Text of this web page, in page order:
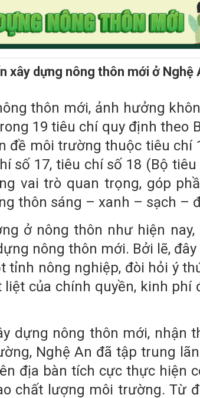
xây dựng nông thôn mới ở Nghệ
thôn mới, ảnh hưởng
19 tiêu chí quy định theo
đề môi trường thuộc tiêu chí
số 17, tiêu chí số 18 (Bộ tiêu
vai trò quan trọng, góp
thôn sáng – xanh – sạch –
ở nông thôn như hiện nay,
nông thôn mới. Bởi lẽ, đây
nông nghiệp, đòi hỏi ý
của chính quyền, kinh phí
dựng nông thôn mới, nhận
Nghệ An đã tập trung
địa bàn tích cực thực hiện
chất lượng môi trường. Từ